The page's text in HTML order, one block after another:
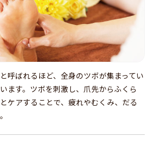
呼ばれるほど、全身のツボが集まってい
ます。ツボを刺激し、爪先からふくら
ケアすることで、疲れやむくみ、だる